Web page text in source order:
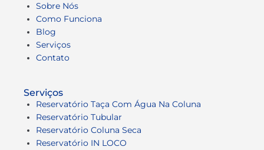
Sobre Nós
Como Funciona
Blog
Serviços
Contato
Serviços
Reservatório Taça Com Água Na Coluna
Reservatório Tubular
Reservatório Coluna Seca
Reservatório IN LOCO